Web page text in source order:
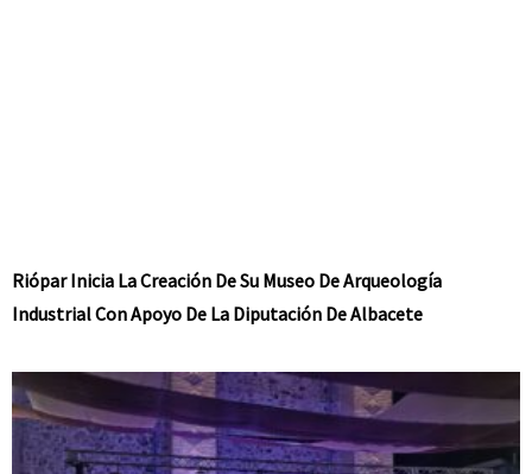
Riópar Inicia La Creación De Su Museo De Arqueología
Industrial Con Apoyo De La Diputación De Albacete